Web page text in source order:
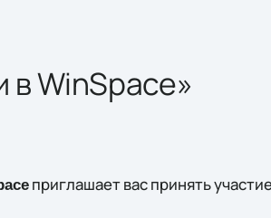
WinSpace»
приглашает вас принять